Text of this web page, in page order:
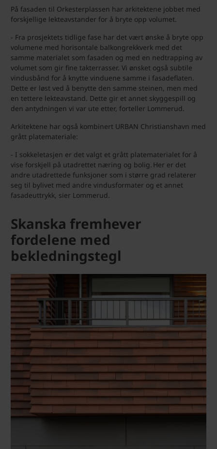
På fasaden til Orkesterplassen har arkitektene jobbet med
forskjellige lekteavstander for å bryte opp volumet.
- Fra prosjektets tidlige fase har det vært ønske å bryte opp
volumene med horisontale balkongrekkverk med det
samme materialet som fasaden og med en nedtrapping av
volumet som gir fine takterrasser. Vi ønsket også subtile
vindusbånd for å knytte vinduene samme i fasadeflaten.
Dette er løst ved å benytte den samme steinen, men med
en tettere lekteavstand. Dette gir et annet skyggespill og
den antydningen vi var ute etter, forteller Lommerud.
Arkitektene har også kombinert URBAN Christianshavn med
grått platemateriale:
- I sokkeletasjen er det valgt et grått platematerialet for å
vise forskjell på utadrettet næring og bolig. Her er det
andre utadrettede funksjoner som i større grad relaterer
seg til bylivet med andre vindusformater og et annet
fasadeuttrykk, sier Lommerud.
Skanska fremhever
fordelene med
bekledningstegl